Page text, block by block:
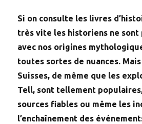
Si on consulte les livres
très vite les historiens ne sont
avec nos origines
toutes sortes de nuances.
Suisses, de même que les
Tell, sont tellement populaires,
sources fiables ou même les
l’enchaînement des